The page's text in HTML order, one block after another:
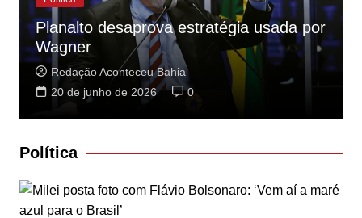
Planalto desaprova estratégia usada por
Wagner
Redação Aconteceu Bahia
20 de junho de 2026
0
Política